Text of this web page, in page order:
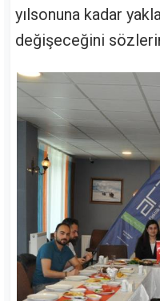
yılsonuna kadar
değişeceğini